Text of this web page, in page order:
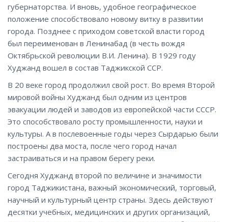
губернаторства. И вновь, удобное географическое
положение способствовало новому витку в развитии
города. Позднее с приходом советской власти город
был переименован в Ленинабад (в честь вождя
Октябрьской революции В.И. Ленина). В 1929 году
Худжанд вошел в состав Таджикской ССР.
В 20 веке город продолжил свой рост. Во время Второй
мировой войны Худжанд был одним из центров
эвакуации людей и заводов из европейской части СССР.
Это способствовало росту промышленности, науки и
культуры. А в послевоенные годы через Сырдарью были
построены два моста, после чего город начал
застраиваться и на правом берегу реки.
Сегодня Худжанд второй по величине и значимости
город Таджикистана, важный экономический, торговый,
научный и культурный центр страны. Здесь действуют
десятки учебных, медицинских и других организаций,